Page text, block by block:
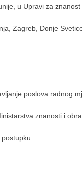
u Upravi za znanost
Zagreb, Donje
poslova radnog
znanosti i